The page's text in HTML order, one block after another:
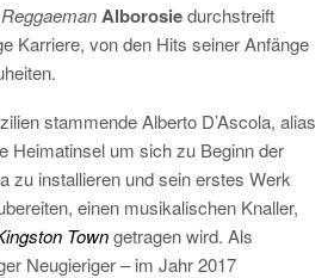
ReggaemanAlborosiedurchstreift
Karriere, von den Hits seiner Anfänge
stammende Alberto D’Ascola, alias
Heimatinsel um sich zu Beginn der
zu installieren und sein erstes Werk
einen musikalischen Knaller,
Towngetragen wird. Als
Neugieriger – im Jahr 2017